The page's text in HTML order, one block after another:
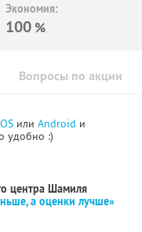
Экономия:
100 %
Вопросы по акции
или Android и
удобно :)
центра Шамиля
а оценки лучше»